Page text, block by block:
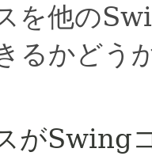
を他の
るかどう
がSwing